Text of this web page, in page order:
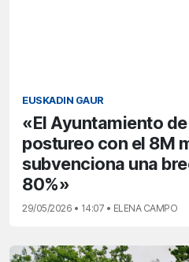
EUSKADIN GAUR
«El Ayuntamiento
postureo con el 8M
subvenciona una
80%»
29/05/2026 • 14:07 • ELENA CAMPO